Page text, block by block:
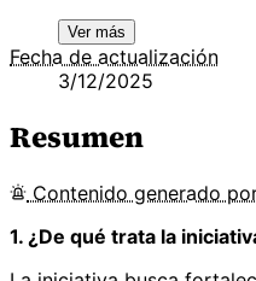
Ver más
Fecha de actualización
3/12/2025
Resumen
Contenido generado
1. ¿De qué trata la